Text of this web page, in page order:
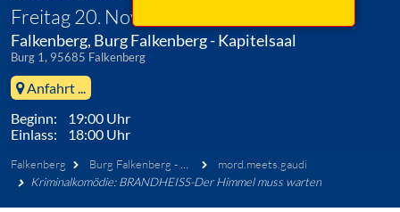
Freitag 20. November 2026
Falkenberg, Burg Falkenberg - Kapitelsaal
Burg 1, 95685 Falkenberg
Anfahrt ...
Beginn: 19:00 Uhr
Einlass: 18:00 Uhr
Falkenberg Burg Falkenberg - Kapitelsaal
mord.meets.gaudi
Kriminalkomödie: BRANDHEISS-Der Himmel muss warten